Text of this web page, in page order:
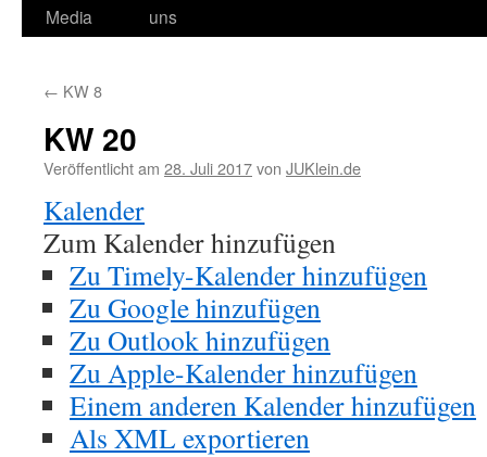
Media
uns
← KW 8
KW 20
Veröffentlicht am 28. Juli 2017von JUKlein.de
Kalender
Zum Kalender hinzufügen
Zu Timely-Kalender hinzufügen
Zu Google hinzufügen
Zu Outlook hinzufügen
Zu Apple-Kalender hinzufügen
Einem anderen Kalender hinzufügen
Als XML exportieren